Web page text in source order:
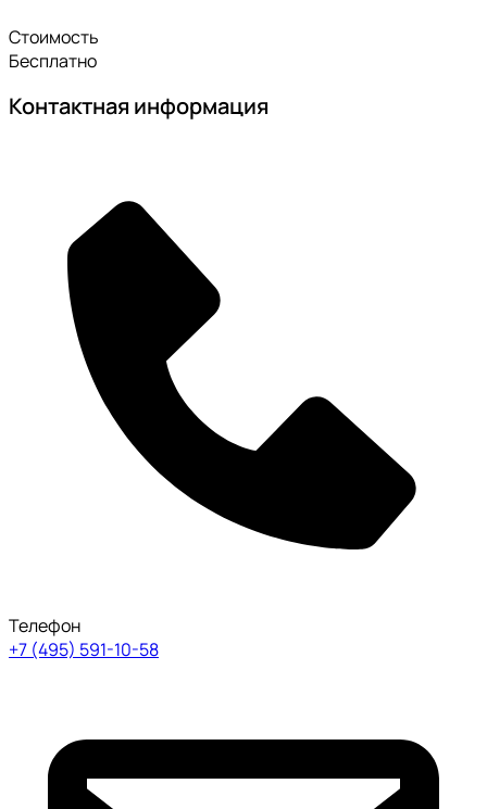
Стоимость
Бесплатно
Контактная информация
Телефон
+7 (495) 591-10-58